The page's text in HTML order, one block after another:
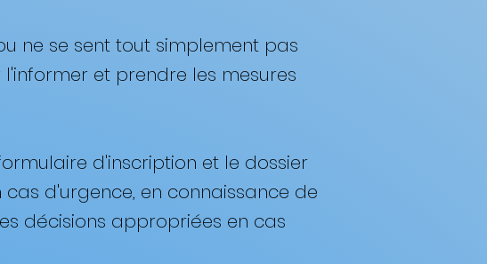
ne se sent tout simplement pas
et prendre les mesures
d'inscription et le dossier
d'urgence, en connaissance de
décisions appropriées en cas